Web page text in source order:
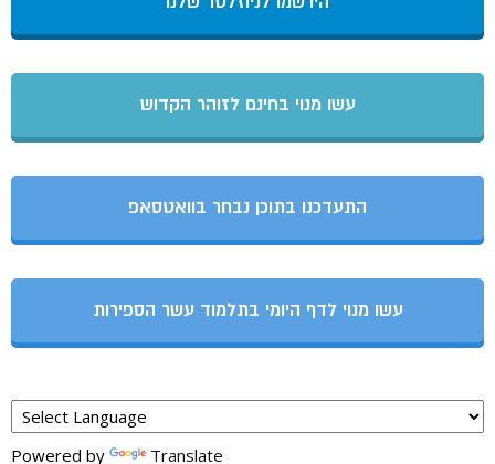
עשו מנוי בחינם לזוהר הקדוש
התעדכנו בתוכן נבחר בוואטסאפ
עשו מנוי לדף היומי בתלמוד עשר הספירות
Powered by Translate